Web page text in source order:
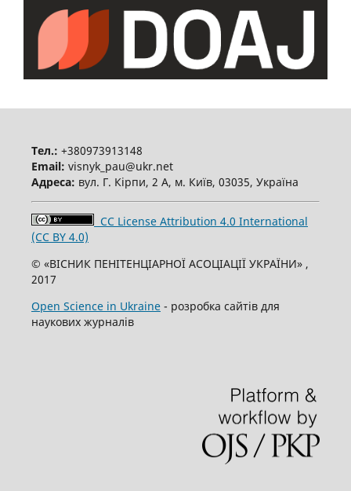
Тел.: +380973913148
Email: visnyk_pau@ukr.net
Адреса: вул. Г. Кірпи, 2 А, м. Київ, 03035, Україна
CC License Attribution 4.0 International
(CC BY 4.0)
© «ВІСНИК ПЕНІТЕНЦІАРНОЇ АСОЦІАЦІЇ УКРАЇНИ» ,
2017
Open Science in Ukraine- розробка сайтів для
наукових журналів